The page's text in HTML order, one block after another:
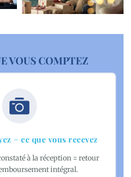
VOUS COMPTEZ
= ce que vous recevez
à la réception = retour
intégral.